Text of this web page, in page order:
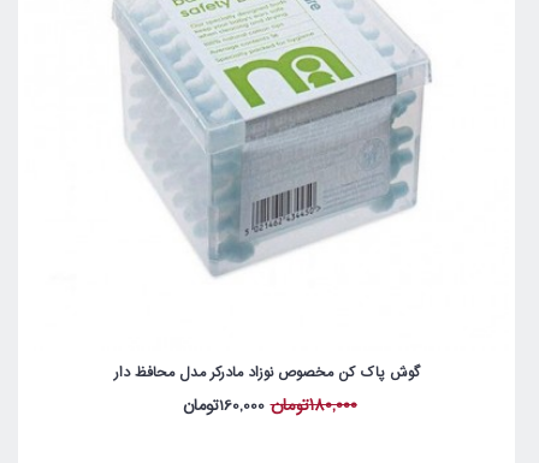
گوش پاک کن مخصوص نوزاد مادرکر مدل محافظ دار
180,000تومان 160,000تومان